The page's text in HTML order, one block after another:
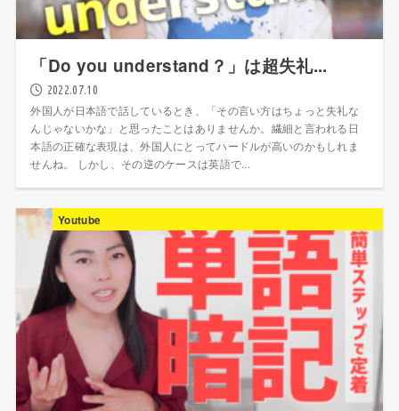
「Do you understand？」は超失礼...
2022.07.10
外国人が日本語で話しているとき、「その言い方はちょっと失礼な
んじゃないかな」と思ったことはありませんか。繊細と言われる日
本語の正確な表現は、外国人にとってハードルが高いのかもしれま
せんね。 しかし、その逆のケースは英語で...
Youtube